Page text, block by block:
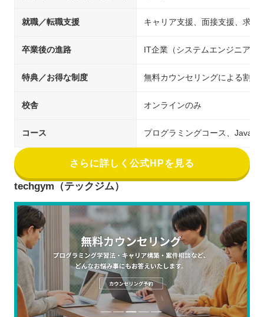
就職／転職支援 キャリア支援、面接支援、求人
卒業後の進路 IT企業（システムエンジニア/
特典／お得な制度 無料カウンセリングによる割引
校舎 オンラインのみ
コース プログラミングコース、Java
さらに詳しく公式HPを見る
techgym（テックジム）